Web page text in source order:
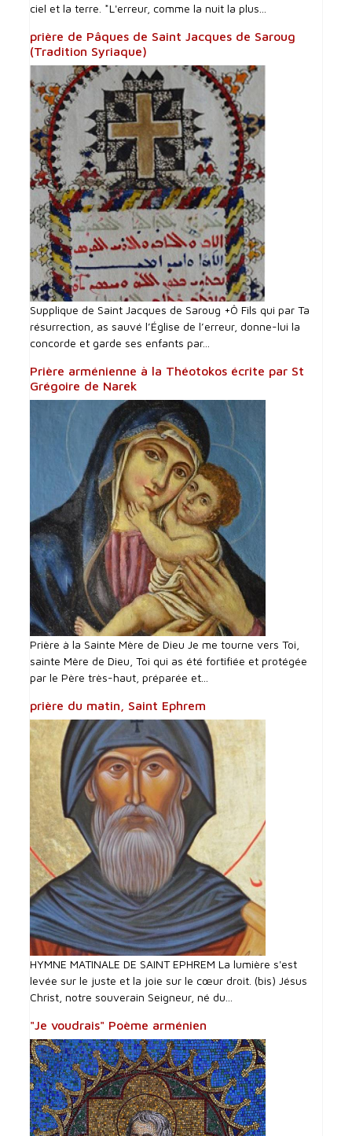
ciel et la terre. *L'erreur, comme la nuit la plus...
prière de Pâques de Saint Jacques de Saroug
(Tradition Syriaque)
Supplique de Saint Jacques de Saroug +Ô Fils qui par Ta
résurrection, as sauvé l’Église de l’erreur, donne-lui la
concorde et garde ses enfants par...
Prière arménienne à la Théotokos écrite par St
Grégoire de Narek
Prière à la Sainte Mère de Dieu Je me tourne vers Toi,
sainte Mère de Dieu, Toi qui as été fortifiée et protégée
par le Père très-haut, préparée et...
prière du matin, Saint Ephrem
HYMNE MATINALE DE SAINT EPHREM La lumière s'est
levée sur le juste et la joie sur le cœur droit. (bis) Jésus
Christ, notre souverain Seigneur, né du...
"Je voudrais" Poème arménien